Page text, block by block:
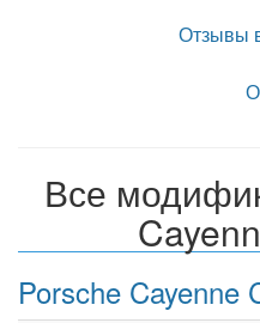
Отзывы
Все
Porsche Cayenne